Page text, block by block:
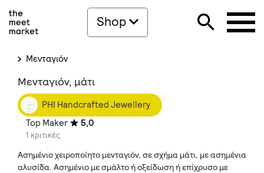
Shop
Μενταγιόν
Μενταγιόν, μάτι
PHI Handcrafted Jewellery
Top Maker
5,0
1 κριτικές
Ασημένιο χειροποίητο μενταγιόν, σε σχήμα μάτι, με ασημένια
αλυσίδα. Ασημένιο με σμάλτο ή οξείδωση ή επίχρυσο με